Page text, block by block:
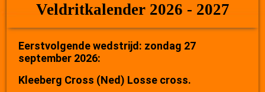
Veldritkalender 2026 - 2027
Eerstvolgende wedstrijd: zondag 27
september 2026:
Kleeberg Cross (Ned) Losse cross.